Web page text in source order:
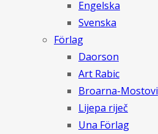
Engelska
Svenska
Förlag
Daorson
Art Rabic
Broarna-Mostovi
Lijepa riječ
Una Förlag